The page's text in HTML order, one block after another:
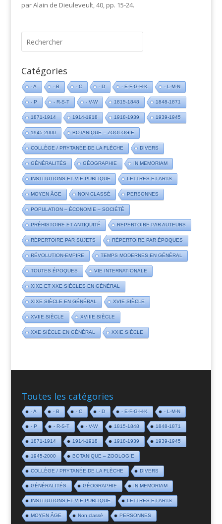
par Alain de Dieuleveult, 40, pp. 15-24.
Catégories
- A - B - C - D - E-F-G-H-K - L-M-N
- P - R-S-T - V-W 1815-1848 1848-1871
1871-1914 1914-1918 1918-1939 1939-1945
1945-2000 BOTANIQUE – ZOOLOGIE
COLLÈGE / PRYTANÉE DE LA FLÈCHE DIVERS
GÉNÉRALITÉS GÉOGRAPHIE IN MEMORIAM
INSTITUTIONS ET VIE PUBLIQUE LETTRES ET ARTS
MOYEN ÂGE NON CLASSÉ PERSONNES
POPULATION – ÉCONOMIE – SOCIÉTÉ
PRÉHISTOIRE ET ANTIQUITÉ REPERTOIRE PAR AUTEURS
RÉPERTOIRE PAR SUJETS RÉPERTOIRE PAR ÉPOQUES
RÉVOLUTION-EMPIRE TEMPS MODERNES EN GÉNÉRAL
TOUTES ÉPOQUES VIE INTERNATIONALE
XIXE ET XXE SIÈCLES EN GÉNÉRAL
XIXE SIÈCLE EN GÉNÉRAL XVIE SIÈCLE
XVIIE SIÈCLE XVIIIE SIÈCLE
XXE SIÈCLE EN GÉNÉRAL XXIE SIÈCLE
Toutes les catégories
- A - B - C - D - E-F-G-H-K - L-M-N
- P - R-S-T - V-W 1815-1848 1848-1871
1871-1914 1914-1918 1918-1939 1939-1945
1945-2000 BOTANIQUE – ZOOLOGIE
COLLÈGE / PRYTANÉE DE LA FLÈCHE DIVERS
GÉNÉRALITÉS GÉOGRAPHIE IN MEMORIAM
INSTITUTIONS ET VIE PUBLIQUE LETTRES ET ARTS
MOYEN ÂGE Non classé PERSONNES